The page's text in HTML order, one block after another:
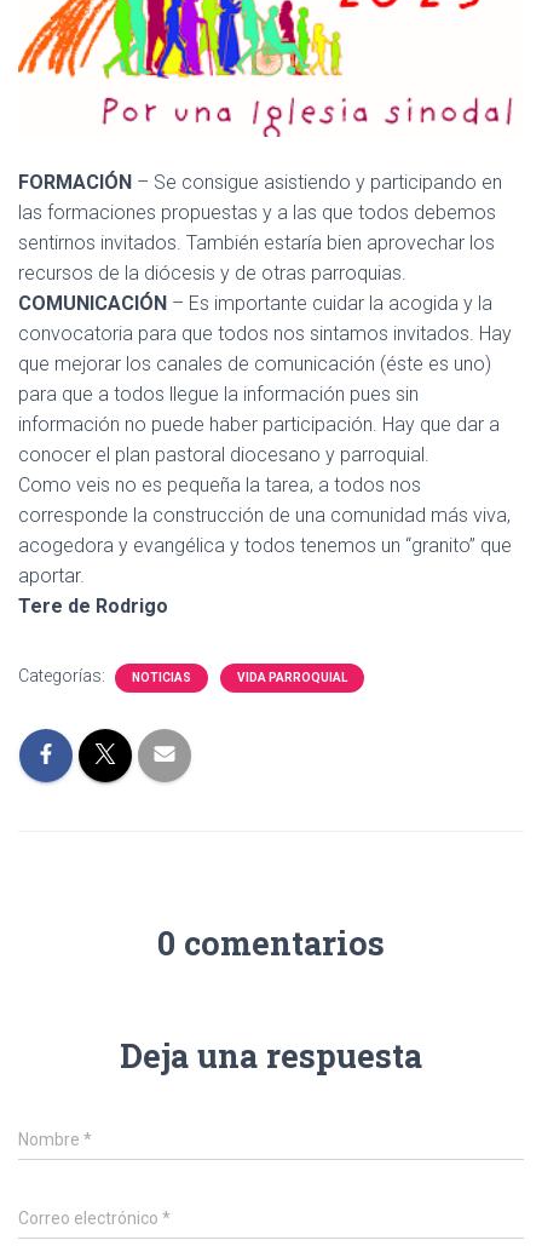
FORMACIÓN – Se consigue asistiendo y participando en
las formaciones propuestas y a las que todos debemos
sentirnos invitados. También estaría bien aprovechar los
recursos de la diócesis y de otras parroquias.
COMUNICACIÓN – Es importante cuidar la acogida y la
convocatoria para que todos nos sintamos invitados. Hay
que mejorar los canales de comunicación (éste es uno)
para que a todos llegue la información pues sin
información no puede haber participación. Hay que dar a
conocer el plan pastoral diocesano y parroquial.
Como veis no es pequeña la tarea, a todos nos
corresponde la construcción de una comunidad más viva,
acogedora y evangélica y todos tenemos un “granito” que
aportar.
Tere de Rodrigo
Categorías: NOTICIAS VIDA PARROQUIAL
0 comentarios
Deja una respuesta
Nombre *
Correo electrónico *